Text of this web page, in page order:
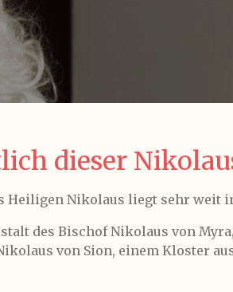
dieser
Heiligen Nikolaus liegt sehr weit
des Bischof Nikolaus von
von Sion, einem Kloster